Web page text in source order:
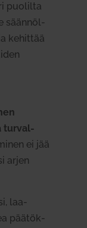
puo­lilta
sään­nöl­
kehittää
tur­val­
ei jää
arjen
laa­
pää­tök­